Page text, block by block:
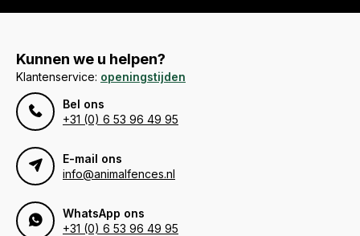
Kunnen we u helpen?
Klantenservice: openingstijden
Bel ons
+31 (0) 6 53 96 49 95
E-mail ons
info@animalfences.nl
WhatsApp ons
+31 (0) 6 53 96 49 95